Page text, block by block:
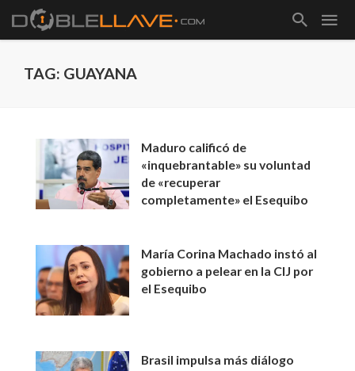
TAG: GUAYANA
Maduro calificó de
«inquebrantable» su voluntad
de «recuperar
completamente» el Esequibo
María Corina Machado instó al
gobierno a pelear en la CIJ por
el Esequibo
Brasil impulsa más diálogo